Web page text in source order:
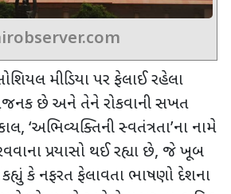
સોશિયલ મીડિયા પર ફેલાઈ રહેલા
છે અને તેને રોકવાની સખત
, ‘અભિવ્યક્તિની સ્વતંત્રતા’ના નામે
પ્રયાસો થઈ રહ્યા છે, જે ખૂબ
કે નફરત ફેલાવતા ભાષણો દેશના